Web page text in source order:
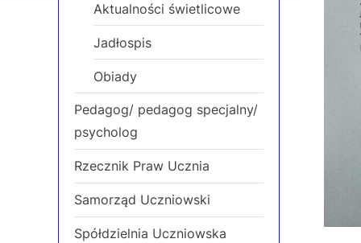
Aktualności świetlicowe
Jadłospis
Obiady
Pedagog/ pedagog specjalny/
psycholog
Rzecznik Praw Ucznia
Samorząd Uczniowski
Spółdzielnia Uczniowska